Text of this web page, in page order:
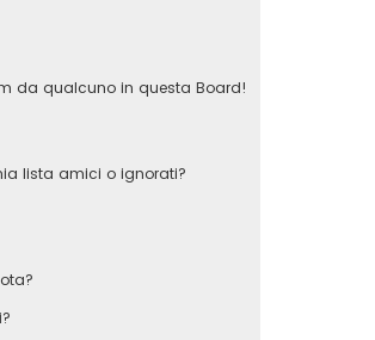
da qualcuno in questa Board!
lista amici o ignorati?